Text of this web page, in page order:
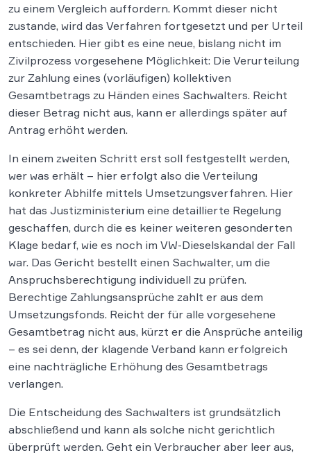
zu einem Vergleich auffordern. Kommt dieser nicht
zustande, wird das Verfahren fortgesetzt und per Urteil
entschieden. Hier gibt es eine neue, bislang nicht im
Zivilprozess vorgesehene Möglichkeit: Die Verurteilung
zur Zahlung eines (vorläufigen) kollektiven
Gesamtbetrags zu Händen eines Sachwalters. Reicht
dieser Betrag nicht aus, kann er allerdings später auf
Antrag erhöht werden.
In einem zweiten Schritt erst soll festgestellt werden,
wer was erhält – hier erfolgt also die Verteilung
konkreter Abhilfe mittels Umsetzungsverfahren. Hier
hat das Justizministerium eine detaillierte Regelung
geschaffen, durch die es keiner weiteren gesonderten
Klage bedarf, wie es noch im VW-Dieselskandal der Fall
war. Das Gericht bestellt einen Sachwalter, um die
Anspruchsberechtigung individuell zu prüfen.
Berechtige Zahlungsansprüche zahlt er aus dem
Umsetzungsfonds. Reicht der für alle vorgesehene
Gesamtbetrag nicht aus, kürzt er die Ansprüche anteilig
– es sei denn, der klagende Verband kann erfolgreich
eine nachträgliche Erhöhung des Gesamtbetrags
verlangen.
Die Entscheidung des Sachwalters ist grundsätzlich
abschließend und kann als solche nicht gerichtlich
überprüft werden. Geht ein Verbraucher aber leer aus,